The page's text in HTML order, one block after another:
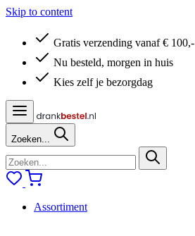
Skip to content
Gratis verzending vanaf € 100,-
Nu besteld, morgen in huis
Kies zelf je bezorgdag
Zoeken...
Assortiment